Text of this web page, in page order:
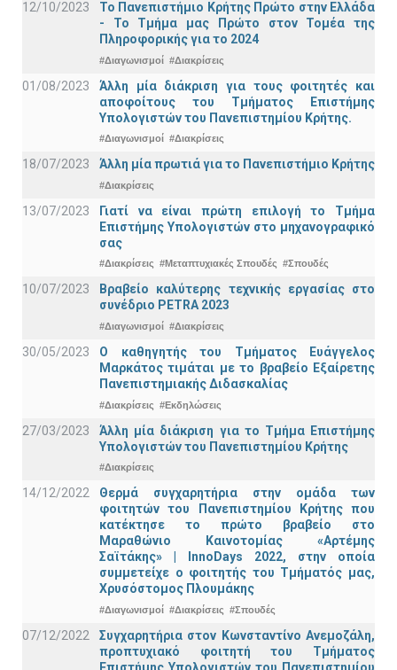
12/10/2023
Το Πανεπιστήμιο Κρήτης Πρώτο στην Ελλάδα
- Το Τμήμα μας Πρώτο στον Τομέα της
Πληροφορικής για το 2024
#Διαγωνισμοί #Διακρίσεις
01/08/2023
Άλλη μία διάκριση για τους φοιτητές και
αποφοίτους του Τμήματος Επιστήμης
Υπολογιστών του Πανεπιστημίου Κρήτης.
#Διαγωνισμοί #Διακρίσεις
18/07/2023 Άλλη μία πρωτιά για το Πανεπιστήμιο Κρήτης
#Διακρίσεις
13/07/2023
Γιατί να είναι πρώτη επιλογή το Τμήμα
Επιστήμης Υπολογιστών στο μηχανογραφικό
σας
#Διακρίσεις #Μεταπτυχιακές Σπουδές #Σπουδές
10/07/2023
Βραβείο καλύτερης τεχνικής εργασίας στο
συνέδριο PETRA 2023
#Διαγωνισμοί #Διακρίσεις
30/05/2023
Ο καθηγητής του Τμήματος Ευάγγελος
Μαρκάτος τιμάται με το βραβείο Εξαίρετης
Πανεπιστημιακής Διδασκαλίας
#Διακρίσεις #Εκδηλώσεις
27/03/2023
Άλλη μία διάκριση για το Τμήμα Επιστήμης
Υπολογιστών του Πανεπιστημίου Κρήτης
#Διακρίσεις
14/12/2022
Θερμά συγχαρητήρια στην ομάδα των
φοιτητών του Πανεπιστημίου Κρήτης που
κατέκτησε το πρώτο βραβείο στο
Μαραθώνιο Καινοτομίας «Αρτέμης
Σαϊτάκης» | InnoDays 2022, στην οποία
συμμετείχε ο φοιτητής του Τμήματός μας,
Χρυσόστομος Πλουμάκης
#Διαγωνισμοί #Διακρίσεις #Σπουδές
07/12/2022
Συγχαρητήρια στον Κωνσταντίνο Ανεμοζάλη,
προπτυχιακό φοιτητή του Τμήματος